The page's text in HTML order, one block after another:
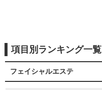
項目別ランキング一覧
フェイシャルエステ